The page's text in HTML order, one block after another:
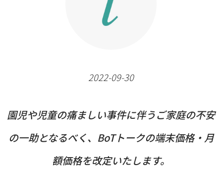
2022-09-30
園児や児童の痛ましい事件に伴うご家庭の不安
の一助となるべく、BoTトークの端末価格・月
額価格を改定いたします。